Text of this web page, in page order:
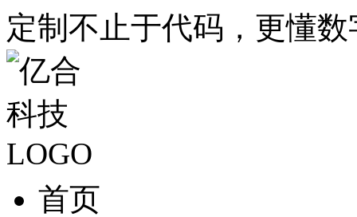
定制不止于代码，更懂
首页